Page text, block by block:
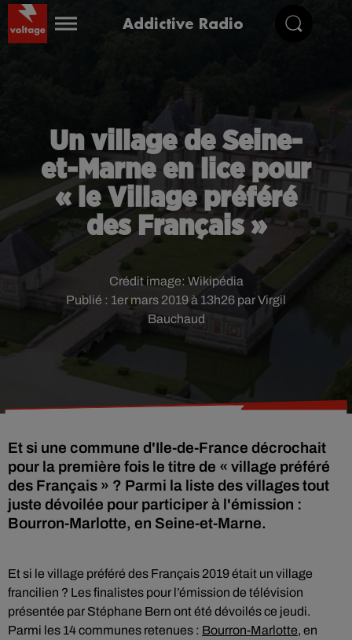
Addictive Radio
Un village de Seine-
et-Marne en lice pour
« le Village préféré
des Français »
Publié : 1er mars 2019 à 13h26 par Virgil
Bauchaud
Crédit image: Wikipédia
Et si une commune d'Ile-de-France décrochait
pour la première fois le titre de « village préféré
des Français » ? Parmi la liste des villages tout
juste dévoilée pour participer à l'émission :
Bourron-Marlotte, en Seine-et-Marne.
Et si le village préféré des Français 2019 était un village
francilien ? Les finalistes pour l’émission de télévision
présentée par Stéphane Bern ont été dévoilés ce jeudi.
Parmi les 14 communes retenues : Bourron-Marlotte, en